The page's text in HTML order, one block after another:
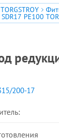
TORGSTROY
PE100
200-17